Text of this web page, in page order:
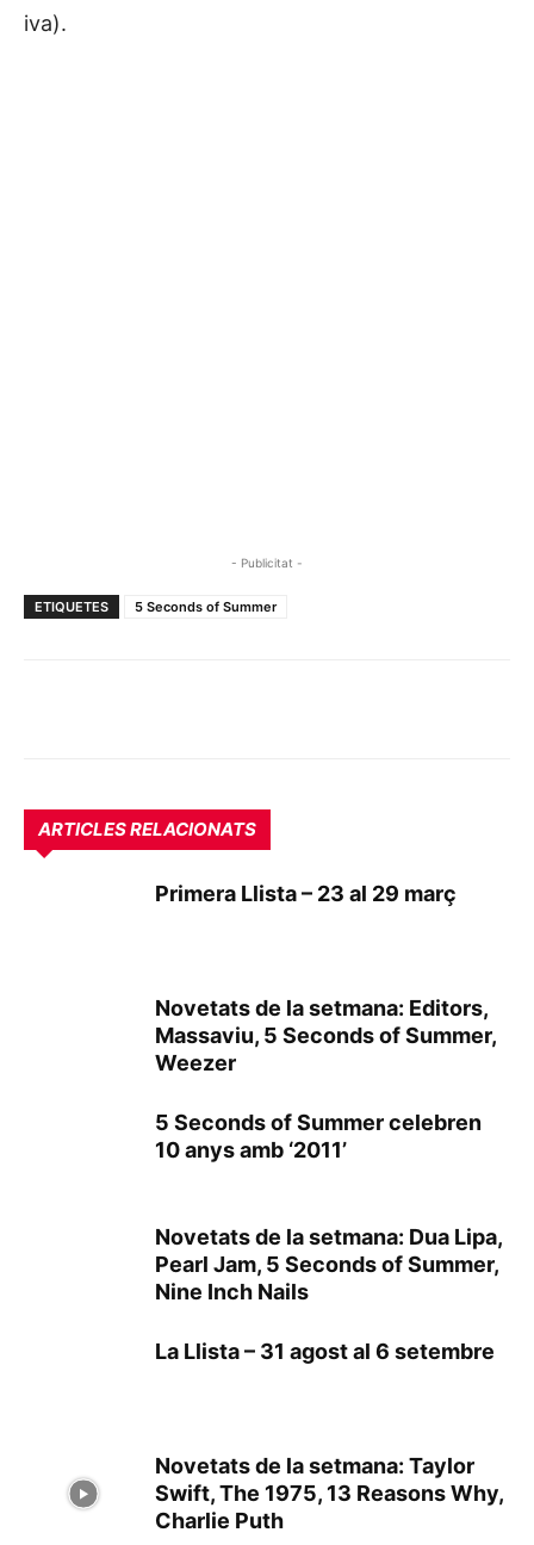
iva).
- Publicitat -
ETIQUETES 5 Seconds of Summer
ARTICLES RELACIONATS
Primera Llista – 23 al 29 març
Novetats de la setmana: Editors,
Massaviu, 5 Seconds of Summer,
Weezer
5 Seconds of Summer celebren
10 anys amb ‘2011’
Novetats de la setmana: Dua Lipa,
Pearl Jam, 5 Seconds of Summer,
Nine Inch Nails
La Llista – 31 agost al 6 setembre
Novetats de la setmana: Taylor
Swift, The 1975, 13 Reasons Why,
Charlie Puth